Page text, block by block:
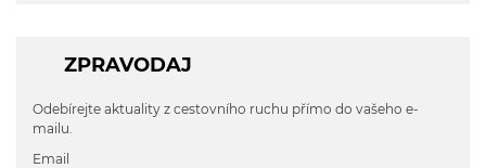
ZPRAVODAJ
Odebírejte aktuality z cestovního ruchu přímo do vašeho e-
mailu.
Email